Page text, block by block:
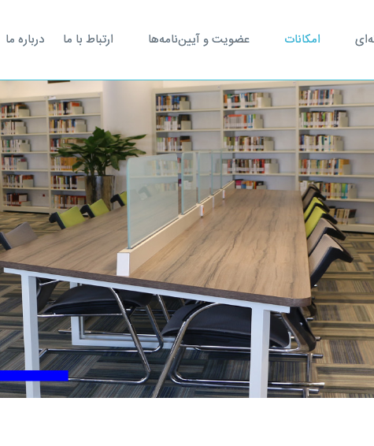
امکانات عضویت و آیین‌نامه‌ها ارتباط با ما درباره ما